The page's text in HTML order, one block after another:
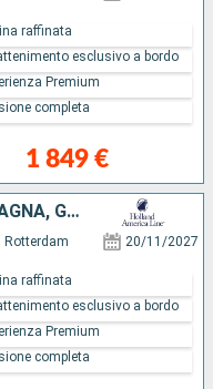
1 849 €
raffinata
esclusivo a bordo
Premium
completa
PAESI BASSI, PORTOGALLO, SPAGNA, GIBILTERRA, REGNO UNITO
Rotterdam 20/11/2027
raffinata
esclusivo a bordo
Premium
completa